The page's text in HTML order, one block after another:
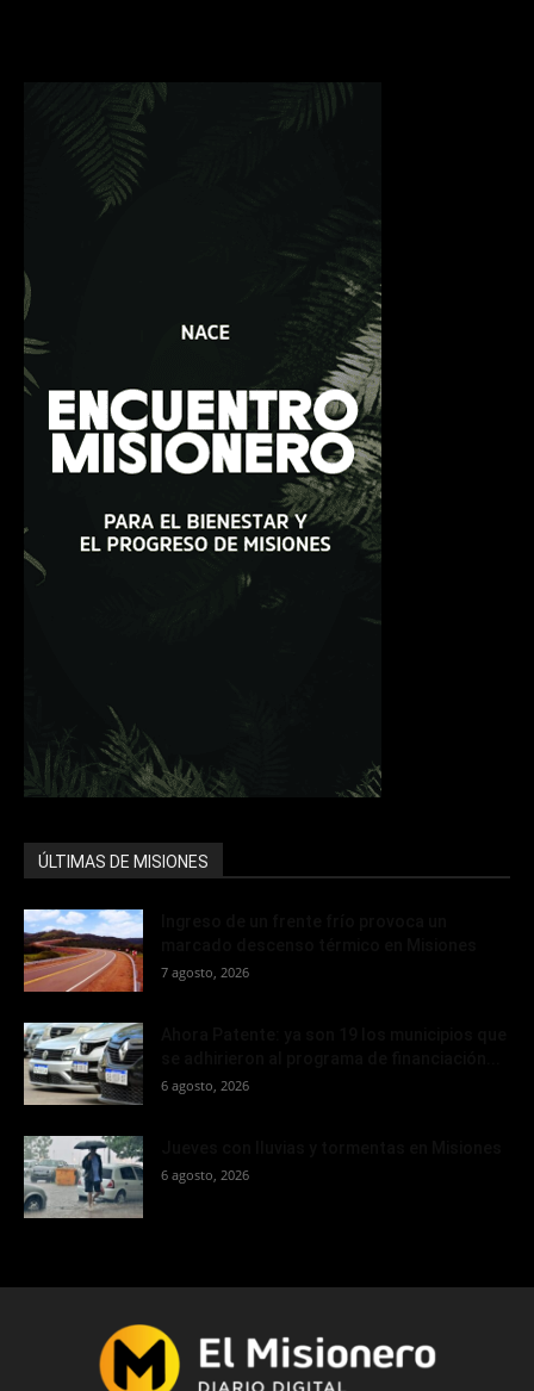
ÚLTIMAS DE MISIONES
7 agosto, 2026
6 agosto, 2026
6 agosto, 2026